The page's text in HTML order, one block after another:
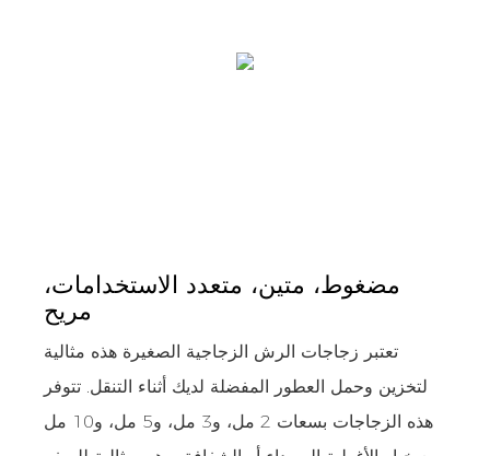
مضغوط، متين، متعدد الاستخدامات،
تعتبر زجاجات الرش الزجاجية الصغيرة هذه مثالية
لتخزين وحمل العطور المفضلة لديك أثناء التنقل. تتوفر
هذه الزجاجات بسعات 2 مل، و3 مل، و5 مل، و10 مل